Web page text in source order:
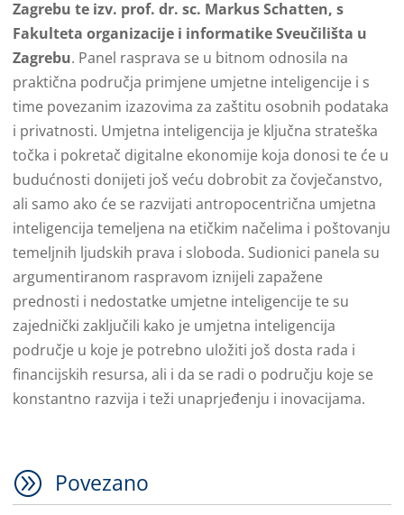
Zagrebu te izv. prof. dr. sc. Markus Schatten, s
Fakulteta organizacije i informatike Sveučilišta u
Zagrebu. Panel rasprava se u bitnom odnosila na
praktična područja primjene umjetne inteligencije i s
time povezanim izazovima za zaštitu osobnih podataka
i privatnosti. Umjetna inteligencija je ključna strateška
točka i pokretač digitalne ekonomije koja donosi te će u
budućnosti donijeti još veću dobrobit za čovječanstvo,
ali samo ako će se razvijati antropocentrična umjetna
inteligencija temeljena na etičkim načelima i poštovanju
temeljnih ljudskih prava i sloboda. Sudionici panela su
argumentiranom raspravom iznijeli zapažene
prednosti i nedostatke umjetne inteligencije te su
zajednički zaključili kako je umjetna inteligencija
područje u koje je potrebno uložiti još dosta rada i
financijskih resursa, ali i da se radi o području koje se
konstantno razvija i teži unaprjeđenju i inovacijama.
A Povezano